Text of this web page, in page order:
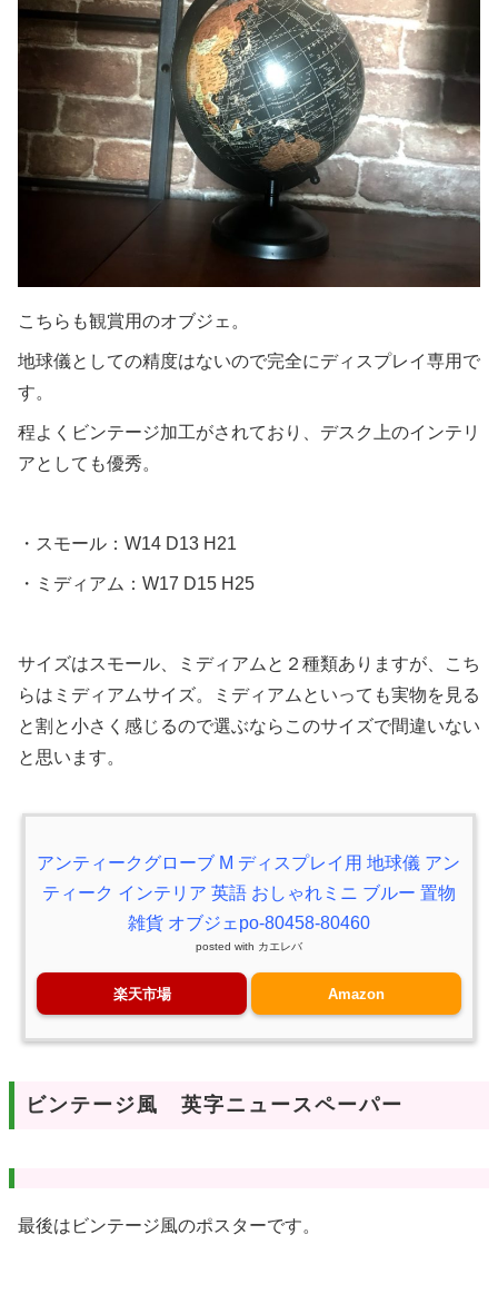
こちらも観賞用のオブジェ。
地球儀としての精度はないので完全にディスプレイ専用で
す。
程よくビンテージ加工がされており、デスク上のインテリ
アとしても優秀。
・スモール：W14 D13 H21
・ミディアム：W17 D15 H25
サイズはスモール、ミディアムと２種類ありますが、こち
らはミディアムサイズ。ミディアムといっても実物を見る
と割と小さく感じるので選ぶならこのサイズで間違いない
と思います。
アンティークグローブ M ディスプレイ用 地球儀 アン
ティーク インテリア 英語 おしゃれミニ ブルー 置物
雑貨 オブジェpo-80458-80460
posted with カエレバ
楽天市場 Amazon
ビンテージ風 英字ニュースペーパー
最後はビンテージ風のポスターです。